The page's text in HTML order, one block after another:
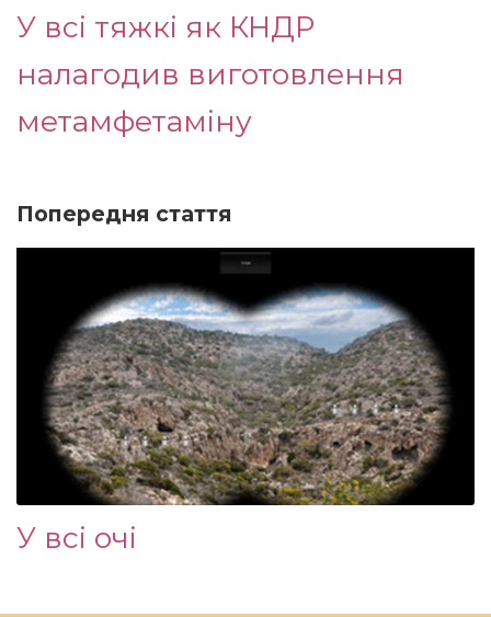
У всі тяжкі як КНДР
налагодив виготовлення
метамфетаміну
Попередня стаття
У всі очі